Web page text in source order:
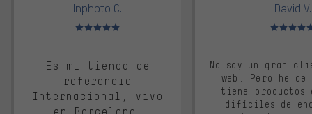
Inphoto C.
Valoración media: 5 de 5
Es mi tienda de
referencia
Internacional, vivo
David V.
Valoración
No soy un gran
web. Pero he
tiene productos
difíciles de